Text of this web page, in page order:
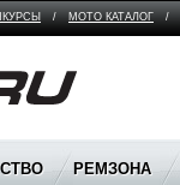
/ МОТО КАТАЛОГ /
РЕМЗОНА